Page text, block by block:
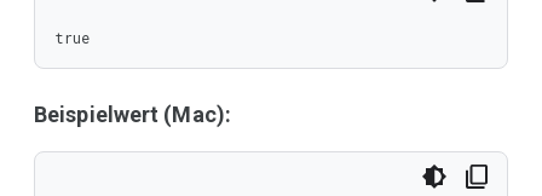
true
Beispielwert (Mac):